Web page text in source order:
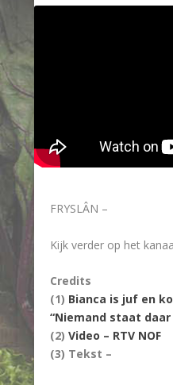
FRYSLÂN –
Kijk verder op het
Credits
(1) Bianca is juf en
“Niemand staat daar
(2) Video – RTV NOF
(3) Tekst –